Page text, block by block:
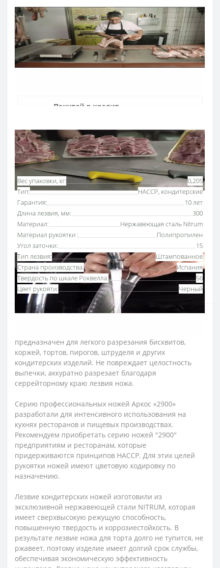
Основные характеристики Все характеристики
Вес упаковки, кг:
0,205
Тип:
HACCP, кондитерские
Гарантия:
10 лет
Длина лезвия, мм:
300
Материал:
Нержавеющая сталь Nitrum
Материал рукоятки :
Полипропилен
Угол заточки:
15
Тип лезвия:
Штампованное
Страна производства:
Испания
Твердость по шкале Роквелла:
56
Цвет рукояти:
Черный
Быстрая доставка
Доставка в течении 1-3 дней по Украине
Гарантия качества
Покупай в кредит
предназначен для легкого разрезания бисквитов,
коржей, тортов, пирогов, штруделя и других
кондитерских изделий. Не повреждает целостность
выпечки, аккуратно разрезает благодаря
серрейторному краю лезвия ножа.
Серию профессиональных ножей Аркос «2900»
разработали для интенсивного использования на
кухнях ресторанов и пищевых производствах.
Рекомендуем приобретать серию ножей "2900"
предприятиям и ресторанам, которые
придерживаются принципов HACCP. Для этих целей
рукоятки ножей имеют цветовую кодировку по
назначению.
Лезвие кондитерских ножей изготовили из
эксклюзивной нержавеющей стали NITRUM, которая
имеет сверхвысокую режущую способность,
повышенную твердость и коррозиестойкость. В
результате лезвие ножа для торта долго не тупится, не
ржавеет, поэтому изделие имеет долгий срок службы,
обеспечивая экономическую эффективность